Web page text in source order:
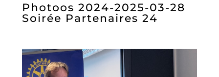
Photoos 2024-2025-03-28
Soirée Partenaires 24